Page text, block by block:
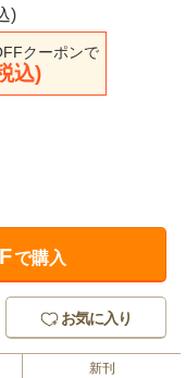
)
クーポンで
込)
で購入
お気に入り
新刊